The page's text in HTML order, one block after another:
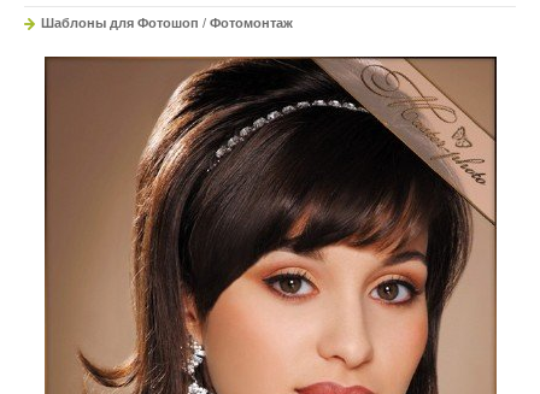
Шаблоны для Фотошоп / Фотомонтаж